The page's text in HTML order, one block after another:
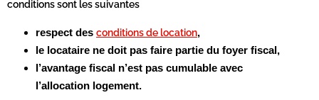
conditions sont les suivantes
respect des conditions de location,
le locataire ne doit pas faire partie du foyer fiscal,
l’avantage fiscal n’est pas cumulable avec
l’allocation logement.